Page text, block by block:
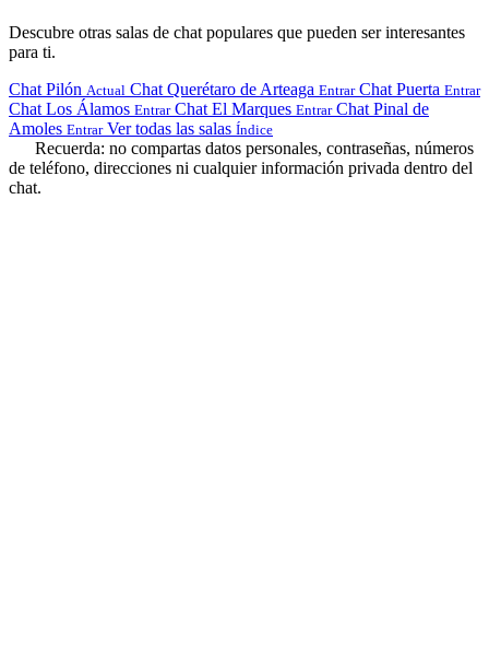
Descubre otras salas de chat populares que pueden ser interesantes
para ti.
Chat Pilón Actual Chat Querétaro de Arteaga Entrar Chat Puerta Entrar
Chat Los Álamos Entrar Chat El Marques Entrar Chat Pinal de
Amoles Entrar Ver todas las salas Índice
Recuerda: no compartas datos personales, contraseñas, números
de teléfono, direcciones ni cualquier información privada dentro del
chat.